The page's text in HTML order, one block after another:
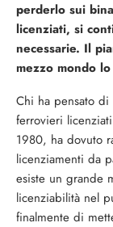
perderlo sui
licenziati, si
necessarie. Il
mezzo mondo
Chi ha pensato
ferrovieri
1980, ha dovuto
licenziamenti da
esiste un grande
licenziabilità nel
finalmente di